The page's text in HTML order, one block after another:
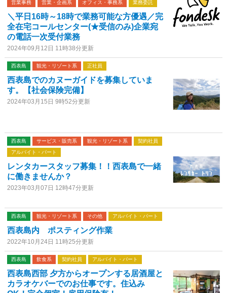
営業事務
営業・企画系 オフィス・事務系 業務委託
＼平日16時～18時で業務可能な方優遇／完
全在宅コールセンター(★受信のみ)企業宛
の電話一次受付業務
2024年09月12日 11時38分更新
西表島 観光・リゾート系 正社員
西表島でのカヌーガイドを募集していま
す。【社会保険完備】
2024年03月15日 9時52分更新
西表島 サービス・販売系 観光・リゾート系
契約社員
アルバイト・パート
レンタカースタッフ募集！！西表島で一緒
に働きませんか？
2023年03月07日 12時47分更新
西表島 観光・リゾート系 その他 アルバイト・パート
西表島内 ポスティング作業
2022年10月24日 11時25分更新
西表島 飲食系 契約社員 アルバイト・パート
西表島西部 夕方からオープンする居酒屋と
カラオケバーでのお仕事です。住込み